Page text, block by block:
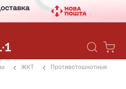
ЖКТ Противотошнотные